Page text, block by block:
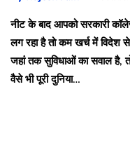
नीट के बाद आपको सरकारी
लग रहा है तो कम खर्च में विदेश
जहां तक सुविधाओं का सवाल है,
वैसे भी पूरी दुनिया…